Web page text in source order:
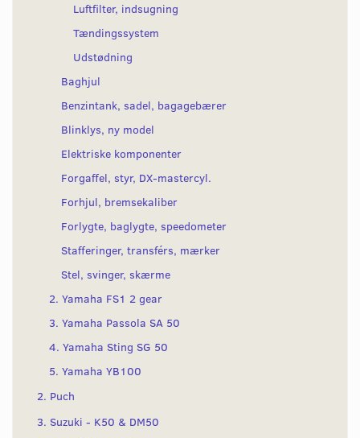
Luftfilter, indsugning
Tændingssystem
Udstødning
Baghjul
Benzintank, sadel, bagagebærer
Blinklys, ny model
Elektriske komponenter
Forgaffel, styr, DX-mastercyl.
Forhjul, bremsekaliber
Forlygte, baglygte, speedometer
Stafferinger, transférs, mærker
Stel, svinger, skærme
2. Yamaha FS1 2 gear
3. Yamaha Passola SA 50
4. Yamaha Sting SG 50
5. Yamaha YB100
2. Puch
3. Suzuki - K50 & DM50